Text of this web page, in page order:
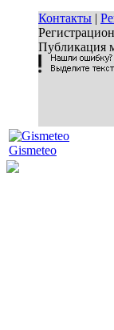
Контакты |
Публикация
Gismeteo